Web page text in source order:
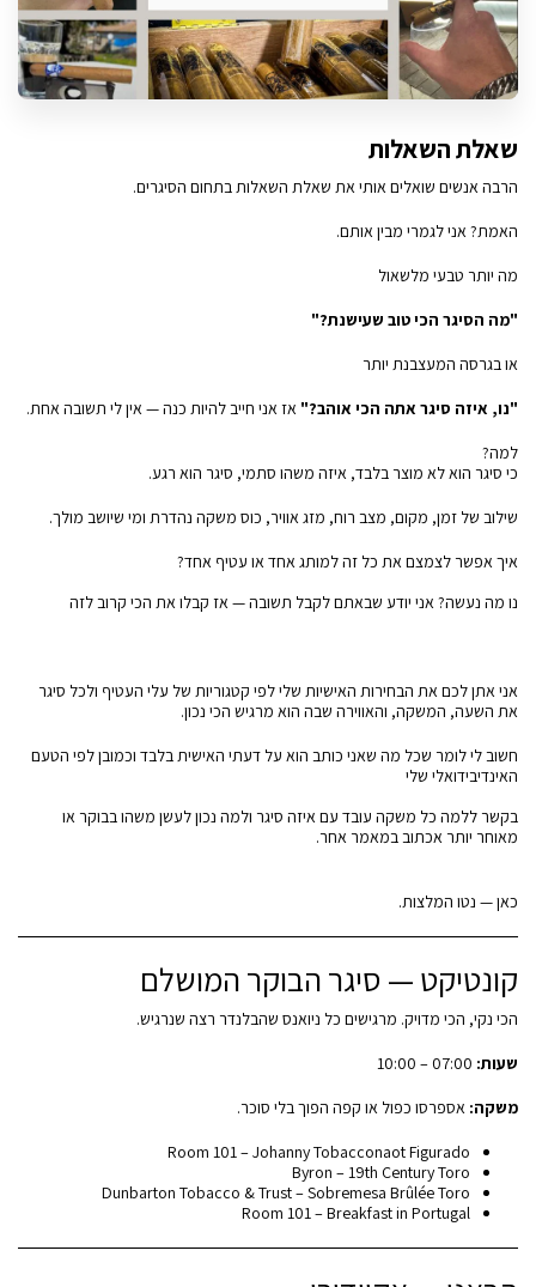
שאלת השאלות
הרבה אנשים שואלים אותי את שאלת השאלות בתחום הסיגרים.
האמת? אני לגמרי מבין אותם.
מה יותר טבעי מלשאול
"מה הסיגר הכי טוב שעישנת?"
או בגרסה המעצבנת יותר
"נו, איזה סיגר אתה הכי אוהב?" אז אני חייב להיות כנה — אין לי תשובה אחת.
למה?
כי סיגר הוא לא מוצר בלבד, איזה משהו סתמי, סיגר הוא רגע.
שילוב של זמן, מקום, מצב רוח, מזג אוויר, כוס משקה נהדרת ומי שיושב מולך.
איך אפשר לצמצם את כל זה למותג אחד או עטיף אחד?
נו מה נעשה? אני יודע שבאתם לקבל תשובה — אז קבלו את הכי קרוב לזה
אני אתן לכם את הבחירות האישיות שלי לפי קטגוריות של עלי העטיף ולכל סיגר
את השעה, המשקה, והאווירה שבה הוא מרגיש הכי נכון.
חשוב לי לומר שכל מה שאני כותב הוא על דעתי האישית בלבד וכמובן לפי הטעם
האינדיבידואלי שלי
בקשר ללמה כל משקה עובד עם איזה סיגר ולמה נכון לעשן משהו בבוקר או
מאוחר יותר אכתוב במאמר אחר.
כאן — נטו המלצות.
קונטיקט — סיגר הבוקר המושלם
הכי נקי, הכי מדויק. מרגישים כל ניואנס שהבלנדר רצה שנרגיש.
שעות:
משקה: אספרסו כפול או קפה הפוך בלי סוכר.
Room 101 – Johanny Tobacconaot Figurado
Byron – 19th Century Toro
Dunbarton Tobacco & Trust – Sobremesa Brûlée Toro
Room 101 – Breakfast in Portugal